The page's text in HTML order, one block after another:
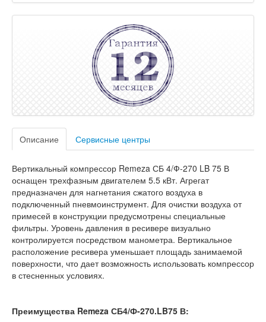
Описание Сервисные центры
Вертикальный компрессор Remeza СБ 4/Ф-270 LB 75 В
оснащен трехфазным двигателем 5.5 кВт. Агрегат
предназначен для нагнетания сжатого воздуха в
подключенный пневмоинструмент. Для очистки воздуха от
примесей в конструкции предусмотрены специальные
фильтры. Уровень давления в ресивере визуально
контролируется посредством манометра. Вертикальное
расположение ресивера уменьшает площадь занимаемой
поверхности, что дает возможность использовать компрессор
в стесненных условиях.
Преимущества Remeza СБ4/Ф-270.LB75 В: